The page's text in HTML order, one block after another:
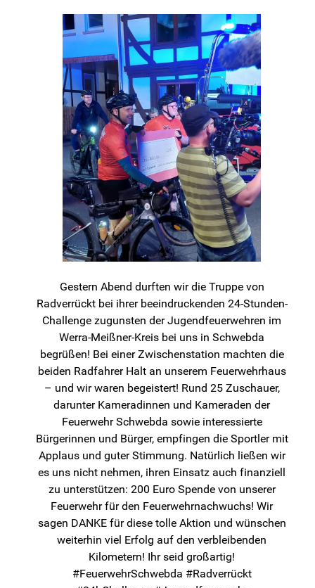
Gestern Abend durften wir die Truppe von
Radverrückt bei ihrer beeindruckenden 24-Stunden-
Challenge zugunsten der Jugendfeuerwehren im
Werra-Meißner-Kreis bei uns in Schwebda
begrüßen! Bei einer Zwischenstation machten die
beiden Radfahrer Halt an unserem Feuerwehrhaus
– und wir waren begeistert! Rund 25 Zuschauer,
darunter Kameradinnen und Kameraden der
Feuerwehr Schwebda sowie interessierte
Bürgerinnen und Bürger, empfingen die Sportler mit
Applaus und guter Stimmung. Natürlich ließen wir
es uns nicht nehmen, ihren Einsatz auch finanziell
zu unterstützen: 200 Euro Spende von unserer
Feuerwehr für den Feuerwehrnachwuchs! Wir
sagen DANKE für diese tolle Aktion und wünschen
weiterhin viel Erfolg auf den verbleibenden
Kilometern! Ihr seid großartig!
#FeuerwehrSchwebda #Radverrückt